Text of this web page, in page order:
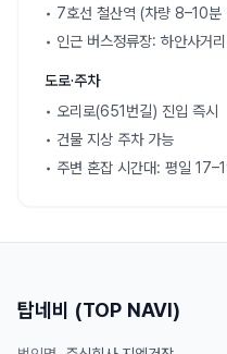
• 7호선 철산역 (차량 8–10
• 인근 버스정류장: 하안사거
도로·주차
• 오리로(651번길) 진입 즉시
• 건물 지상 주차 가능
• 주변 혼잡 시간대: 평일
탑네비 (TOP NAVI)